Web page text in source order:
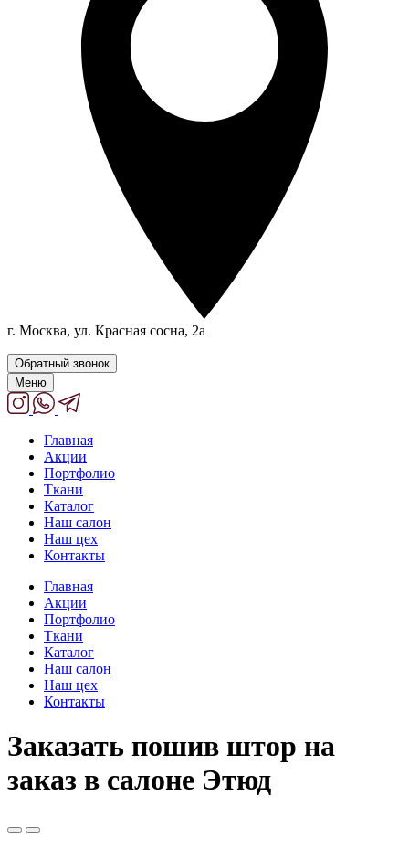
г. Москва, ул. Красная сосна, 2а
Обратный звонок
Меню
Главная
Акции
Портфолио
Ткани
Каталог
Наш салон
Наш цех
Контакты
Главная
Акции
Портфолио
Ткани
Каталог
Наш салон
Наш цех
Контакты
Заказать пошив штор на
заказ в салоне Этюд